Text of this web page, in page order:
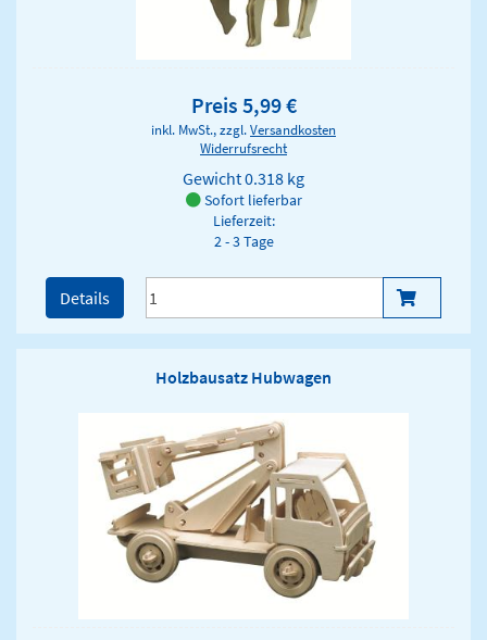
Preis 5,99 €
inkl. MwSt., zzgl.Versandkosten
Widerrufsrecht
Gewicht0.318 kg
Sofort lieferbar
Lieferzeit:
2 - 3 Tage
Details
Holzbausatz Hubwagen